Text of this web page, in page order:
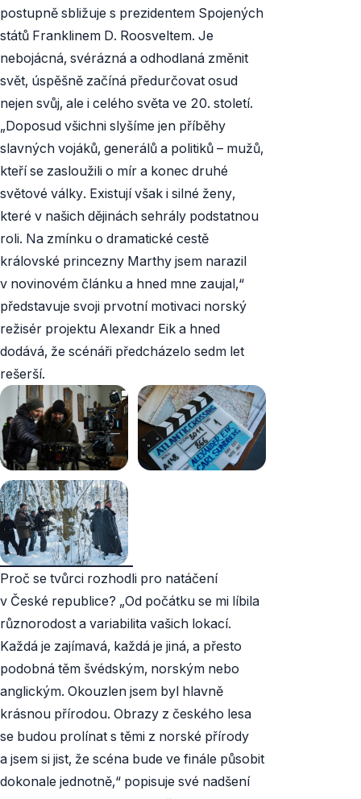
postupně sbližuje s prezidentem Spojených
států Franklinem D. Roosveltem. Je
nebojácná, svérázná a odhodlaná změnit
svět, úspěšně začíná předurčovat osud
nejen svůj, ale i celého světa ve 20. století.
„Doposud všichni slyšíme jen příběhy
slavných vojáků, generálů a politiků – mužů,
kteří se zasloužili o mír a konec druhé
světové války. Existují však i silné ženy,
které v našich dějinách sehrály podstatnou
roli. Na zmínku o dramatické cestě
královské princezny Marthy jsem narazil
v novinovém článku a hned mne zaujal,“
představuje svoji prvotní motivaci norský
režisér projektu Alexandr Eik a hned
dodává, že scénáři předcházelo sedm let
rešerší.
Proč se tvůrci rozhodli pro natáčení
v České republice? „Od počátku se mi líbila
různorodost a variabilita vašich lokací.
Každá je zajímavá, každá je jiná, a přesto
podobná těm švédským, norským nebo
anglickým. Okouzlen jsem byl hlavně
krásnou přírodou. Obrazy z českého lesa
se budou prolínat s těmi z norské přírody
a jsem si jist, že scéna bude ve finále působit
dokonale jednotně,“ popisuje své nadšení